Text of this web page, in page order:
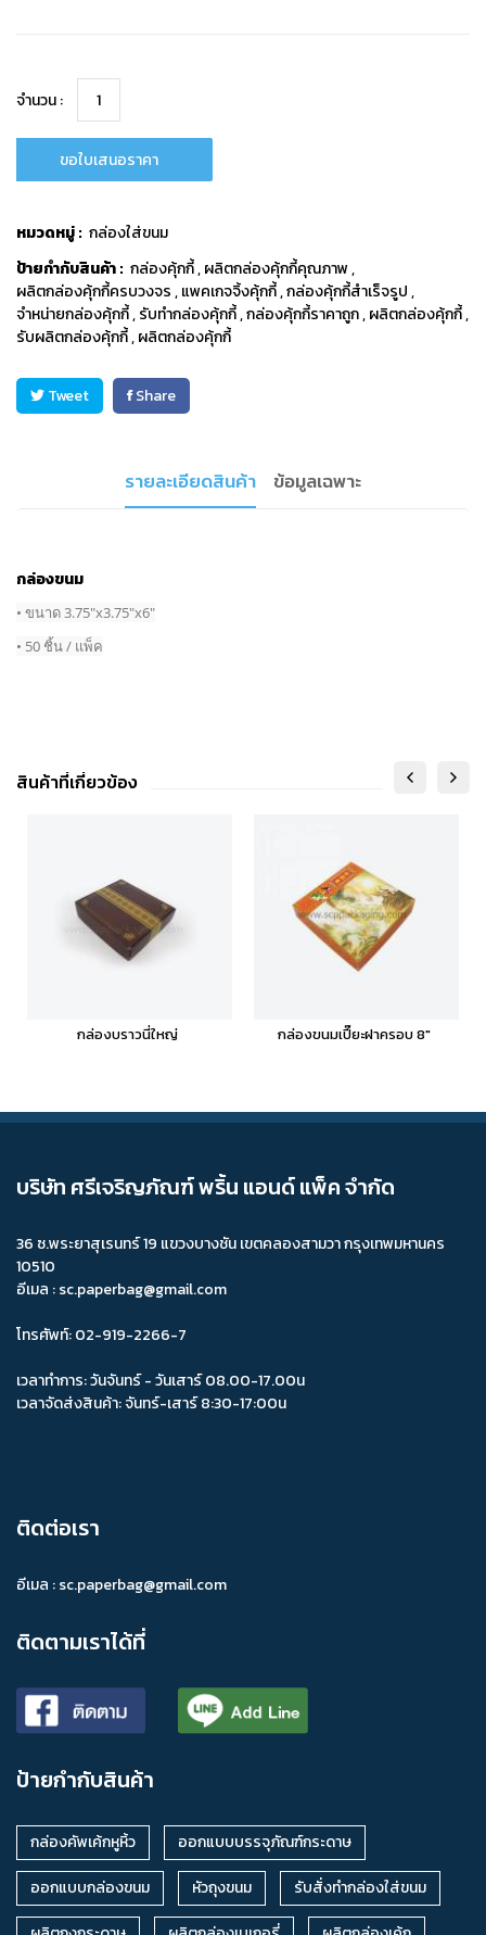
จำนวน :
ขอใบเสนอราคา
หมวดหมู่ : กล่องใส่ขนม
ป้ายกำกับสินค้า : กล่องคุ้กกี้,ผลิตกล่องคุ้กกี้คุณภาพ,
ผลิตกล่องคุ้กกี้ครบวงจร,แพคเกจจิ้งคุ้กกี้,กล่องคุ้กกี้สำเร็จรูป,
จำหน่ายกล่องคุ้กกี้,รับทำกล่องคุ้กกี้,กล่องคุ้กกี้ราคาถูก,ผลิตกล่องคุ้กกี้,
รับผลิตกล่องคุ้กกี้,ผลิตกล่องคุ้กกี้
Tweet Share
รายละเอียดสินค้า ข้อมูลเฉพาะ
กล่องขนม
• ขนาด 3.75"x3.75"x6"
• 50 ชิ้น / แพ็ค
สินค้าที่เกี่ยวข้อง
กล่องบราวนี่ใหญ่ กล่องขนมเปี๊ยะฝาครอบ 8"
บริษัท ศรีเจริญภัณฑ์ พริ้น แอนด์ แพ็ค จำกัด
36 ซ.พระยาสุเรนทร์ 19 แขวงบางชัน เขตคลองสามวา กรุงเทพมหานคร
10510
อีเมล : sc.paperbag@gmail.com
โทรศัพท์: 02-919-2266-7
เวลาทำการ: วันจันทร์ - วันเสาร์ 08.00-17.00น
เวลาจัดส่งสินค้า: จันทร์-เสาร์ 8:30-17:00น
ติดต่อเรา
อีเมล :sc.paperbag@gmail.com
ติดตามเราได้ที่
ป้ายกำกับสินค้า
กล่องคัพเค้กหูหิ้ว
ออกแบบบรรจุภัณฑ์กระดาษ
ออกแบบกล่องขนม
หัวถุงขนม
รับสั่งทำกล่องใส่ขนม